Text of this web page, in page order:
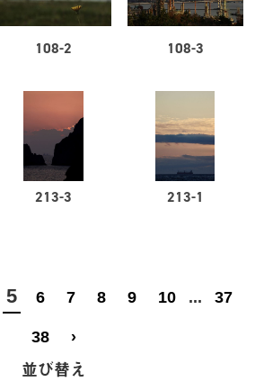
108-2 108-3
213-3 213-1
5 6 7 8 9 10 ... 37
38 ›
並び替え